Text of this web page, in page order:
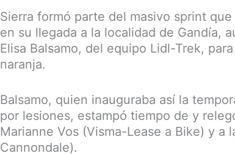
Sierra formó parte del masivo sprint
en su llegada a la localidad de Gandía,
Elisa Balsamo, del equipo Lidl-Trek,
naranja.
Balsamo, quien inauguraba así la
por lesiones, estampó tiempo de y
Marianne Vos (Visma-Lease a Bike) y a
Cannondale).